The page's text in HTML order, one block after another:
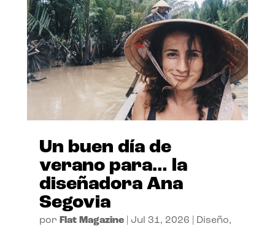
Un buen día de
verano para… la
diseñadora Ana
Segovia
por Flat Magazine| Jul 31, 2026 Diseño,